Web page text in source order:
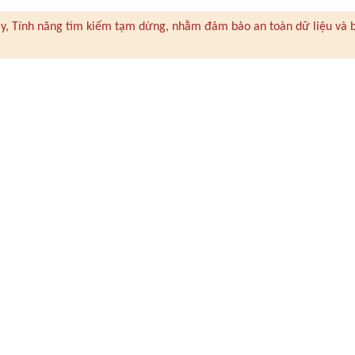
Tính năng tìm kiếm tạm dừng, nhằm đảm bảo an toàn dữ liệu và